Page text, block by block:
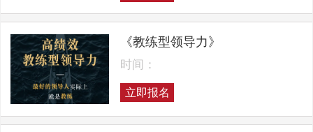
《教练型领导力》
时间：
立即报名